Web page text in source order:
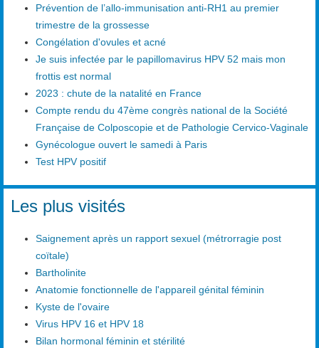
Prévention de l’allo-immunisation anti-RH1 au premier
trimestre de la grossesse
Congélation d'ovules et acné
Je suis infectée par le papillomavirus HPV 52 mais mon
frottis est normal
2023 : chute de la natalité en France
Compte rendu du 47ème congrès national de la Société
Française de Colposcopie et de Pathologie Cervico-Vaginale
Gynécologue ouvert le samedi à Paris
Test HPV positif
Les plus visités
Saignement après un rapport sexuel (métrorragie post
coïtale)
Bartholinite
Anatomie fonctionnelle de l'appareil génital féminin
Kyste de l'ovaire
Virus HPV 16 et HPV 18
Bilan hormonal féminin et stérilité